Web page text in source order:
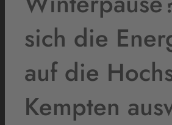
sich die
auf die
Kempten